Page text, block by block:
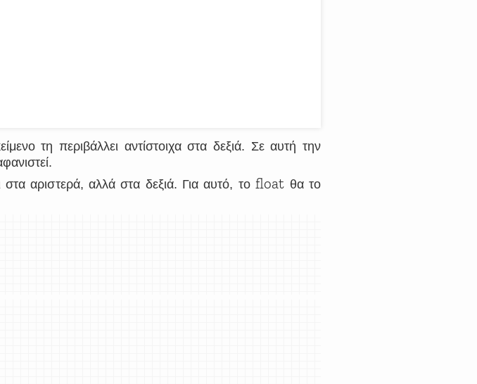
τη περιβάλλει αντίστοιχα στα δεξιά. Σε αυτή την
αριστερά, αλλά στα δεξιά. Για αυτό, τοfloat θα το